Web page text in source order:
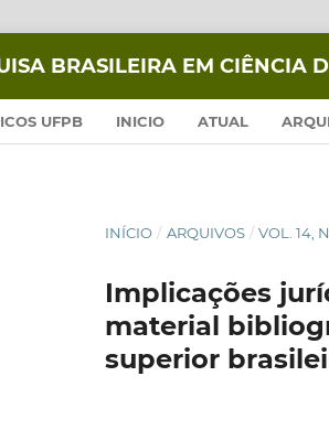
BRASILEIRA EM CIÊNCIA
UFPB INICIO ATUAL
INÍCIO / ARQUIVOS / VOL. 14,
Implicações
material
superior